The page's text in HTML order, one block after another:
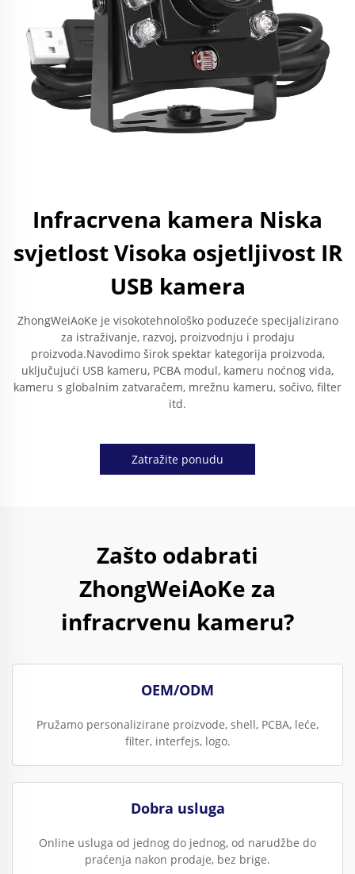
Infracrvena kamera Niska
svjetlost Visoka osjetljivost IR
USB kamera
ZhongWeiAoKe je visokotehnološko poduzeće specijalizirano
za istraživanje, razvoj, proizvodnju i prodaju
proizvoda.Navodimo širok spektar kategorija proizvoda,
uključujući USB kameru, PCBA modul, kameru noćnog vida,
kameru s globalnim zatvaračem, mrežnu kameru, sočivo, filter
itd.
Zatražite ponudu
Zašto odabrati
ZhongWeiAoKe za
infracrvenu kameru?
OEM/ODM
Pružamo personalizirane proizvode, shell, PCBA, leće,
filter, interfejs, logo.
Dobra usluga
Online usluga od jednog do jednog, od narudžbe do
praćenja nakon prodaje, bez brige.